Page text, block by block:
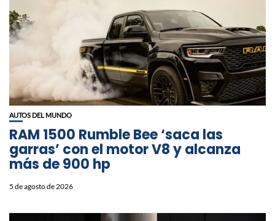
AUTOS DEL MUNDO
RAM 1500 Rumble Bee ‘saca las
garras’ con el motor V8 y alcanza
más de 900 hp
5 de agosto de 2026